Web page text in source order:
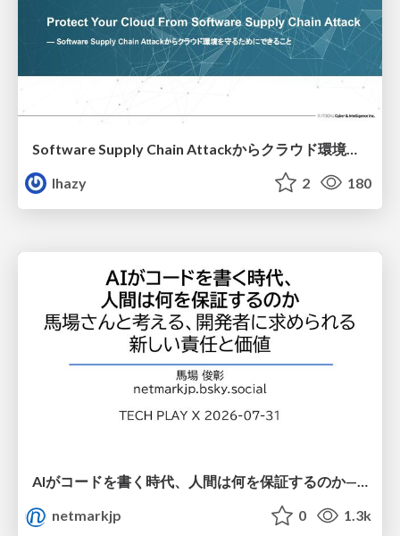
lhazy
2 180
AIがコードを書く時代、人間は何を保証するのか———馬場さんと考える、開発者に求められる新しい責任と価値 - TECH PLAY
netmarkjp
0 1.3k